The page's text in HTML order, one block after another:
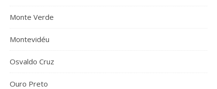
Monte Verde
Montevidéu
Osvaldo Cruz
Ouro Preto